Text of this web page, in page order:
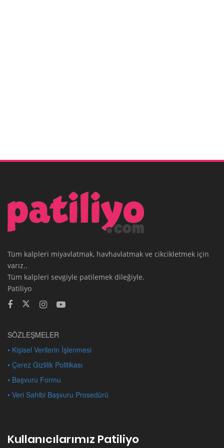
Tüm kalpleri miyavlatmak, havhavlatmak ve cikcikletmek için
varız..
Tüm kalpleri sevgiyle patilemek dileğiyle.
Patiliyo
SÖZLEŞMELER
• Kişisel Verilerin İşlenmesi
• Çerez Gizlilik Politikası
• Başvuru Formu
• Veri Sahibi Başvuru Prosedürü
Kullanıcılarımız Patiliyo